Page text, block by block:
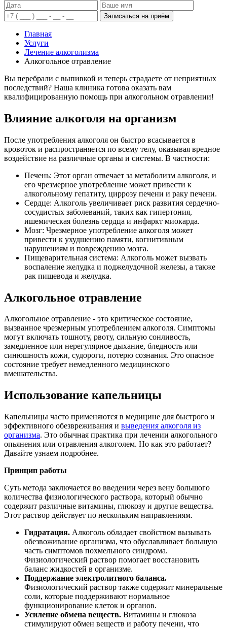
Записаться на приём
Главная
Услуги
Лечение алкоголизма
Алкогольное отравление
Вы перебрали с выпивкой и теперь страдаете от неприятных
последствий? Наша клиника готова оказать вам
квалифицированную помощь при алкогольном отравлении!
Влияние алкоголя на организм
После употребления алкоголя он быстро всасывается в
кровоток и распространяется по всему телу, оказывая вредное
воздействие на различные органы и системы. В частности:
Печень: Этот орган отвечает за метаболизм алкоголя, и
его чрезмерное употребление может привести к
алкогольному гепатиту, циррозу печени и раку печени.
Сердце: Алкоголь увеличивает риск развития сердечно-
сосудистых заболеваний, таких как гипертония,
ишемическая болезнь сердца и инфаркт миокарда.
Мозг: Чрезмерное употребление алкоголя может
привести к ухудшению памяти, когнитивным
нарушениям и повреждению мозга.
Пищеварительная система: Алкоголь может вызвать
воспаление желудка и поджелудочной железы, а также
рак пищевода и желудка.
Алкогольное отравление
Алкогольное отравление - это критическое состояние,
вызванное чрезмерным употреблением алкоголя. Симптомы
могут включать тошноту, рвоту, сильную сонливость,
замедленное или нерегулярное дыхание, бледность или
синюшность кожи, судороги, потерю сознания. Это опасное
состояние требует немедленного медицинского
вмешательства.
Использование капельницы
Капельницы часто применяются в медицине для быстрого и
эффективного обезвреживания и выведения алкоголя из
организма. Это обычная практика при лечении алкогольного
опьянения или отравления алкоголем. Но как это работает?
Давайте узнаем подробнее.
Принцип работы
Суть метода заключается во введении через вену большого
количества физиологического раствора, который обычно
содержит различные витамины, глюкозу и другие вещества.
Этот раствор действует по нескольким направлениям.
Гидратация. Алкоголь обладает свойством вызывать
обезвоживание организма, что обуславливает большую
часть симптомов похмельного синдрома.
Физиологический раствор помогает восстановить
баланс жидкостей в организме.
Поддержание электролитного баланса.
Физиологический раствор также содержит минеральные
соли, которые поддерживают нормальное
функционирование клеток и органов.
Усиление обмена веществ. Витамины и глюкоза
стимулируют обмен веществ и работу печени, что